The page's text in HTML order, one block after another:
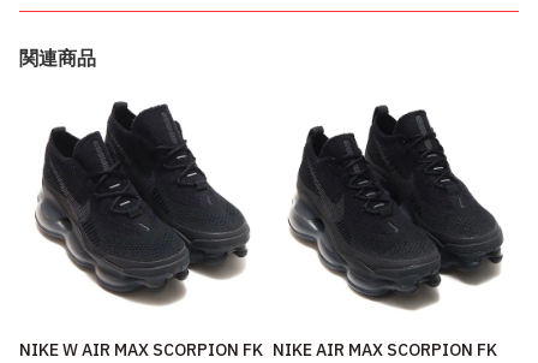
関連商品
NIKE W AIR MAX SCORPION FK NIKE AIR MAX SCORPION FK